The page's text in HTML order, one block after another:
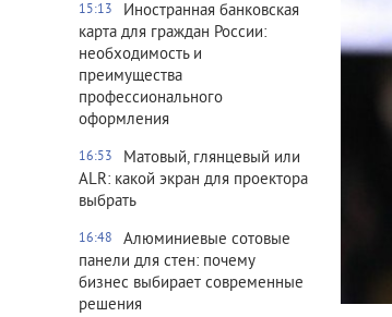
15:13
Иностранная банковская
карта для граждан России:
необходимость и
преимущества
профессионального
оформления
16:53
Матовый, глянцевый или
ALR: какой экран для проектора
выбрать
16:48
Алюминиевые сотовые
панели для стен: почему
бизнес выбирает современные
решения